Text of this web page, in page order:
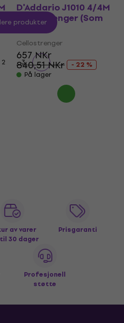
D'Addario J1010 4/4M
Cellostrenger (Som
ny)
Cellostrenger
657 NKr
840,51 NKr
- 22 %
På lager
produkter
2 3
av varer
30 dager
Prisgaranti
Profesjonell
støtte